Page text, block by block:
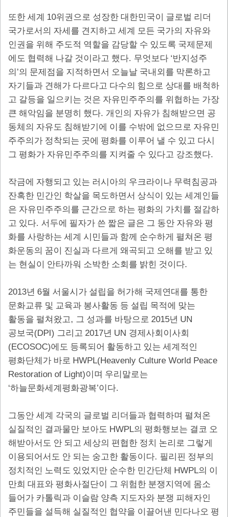
또한 세계 10위권으로 성장한 대한민국이 글로벌 리더
국가로서의 자세를 견지하고 세계 모든 국가의 자유와
인권을 위해 주도적 역할을 감당할 수 있도록 국제문제
에도 협력해 나갈 것이라고 했다. 무엇보다 ‘반지성주
의 ’의 문제점을 지적하면서 오늘날 국내외를 막론하고
자기들과 견해가 다르다고 다수의 힘으로 상대를 배척하
고 갈등을 일으키는 것은 자유민주주의를 위협하는 가장
큰 해악임을 분명히 했다. 개인의 자유가 침해받으면 공
동체의 자유도 침해받기에 이를 수밖에 없으므로 자유민
주주의가 정착되는 곳에 평화를 이루어 낼 수 있고 다시
그 평화가 자유민주주의를 지켜줄 수 있다고 강조했다.
작금에 자행되고 있는 러시아의 우크라이나 무력침공과
잔혹한 민간인 학살을 목도하면서 상식이 있는 세계인들
은 자유민주주의를 근간으로 하는 평화의 가치를 절감하
고 있다. 서두에 필자가 쓴 짧은 글은 그 동안 자유와 평
화를 사랑하는 세계 시민들과 함께 순수하게 펼쳐온 평
화운동의 꿈이 진실과 다르게 왜곡되고 오해를 받고 있
는 현실이 안타까워 소박한 소회를 밝힌 것이다.
2013년 6월 서울시가 설립을 허가해 국제연대를 통한
문화교류 및 교육과 봉사활동 등 설립 목적에 맞는
활동을 펼쳐왔고, 그 성과를 바탕으로 2015년 UN
공보국(DPI) 그리고 2017년 UN 경제사회이사회
(ECOSOC)에도 등록되어 활동하고 있는 세계적인
평화단체가 바로 HWPL(Heavenly Culture World Peace
Restoration of Light)이며 우리말로는
‘하늘문화세계평화광복’이다.
그동안 세계 각국의 글로벌 리더들과 협력하며 펼쳐온
실질적인 결과물만 보아도 HWPL의 평화행보는 결코 오
해받아서도 안 되고 세상의 편협한 정치 논리로 그렇게
이용되어서도 안 되는 숭고한 활동이다. 필리핀 정부의
정치적인 노력도 있었지만 순수한 민간단체 HWPL의 이
만희 대표와 평화사절단이 그 위험한 분쟁지역에 몸소
들어가 카톨릭과 이슬람 양측 지도자와 분쟁 피해자인
주민들을 설득해 실질적인 협약을 이끌어낸 민다나오 평